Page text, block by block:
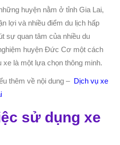
huyện nằm ở tỉnh Gia Lai,
lợi và nhiều điểm du lịch hấp
sự quan tâm của nhiều du
huyện Đức Cơ một cách
là một lựa chọn thông minh.
thêm về nội dung – Dịch vụ xe
sử dụng xe